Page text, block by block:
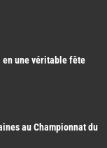
une véritable fête
au Championnat du